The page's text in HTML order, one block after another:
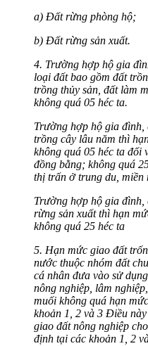
a) Đất rừng phòng hộ;
b) Đất rừng sản xuất.
4. Trường hợp hộ gia
loại đất bao gồm đất
trồng thủy sản, đất làm
không quá 05 héc ta.
Trường hợp hộ gia đình,
trồng cây lâu năm thì
không quá 05 héc ta
đồng bằng; không quá
thị trấn ở trung du, miền
Trường hợp hộ gia đình,
rừng sản xuất thì hạn
không quá 25 héc ta
5. Hạn mức giao đất
nước thuộc nhóm đất
cá nhân đưa vào sử
nông nghiệp, lâm
muối không quá hạn
khoản 1, 2 và 3 Điều
giao đất nông nghiệp
định tại các khoản 1, 2